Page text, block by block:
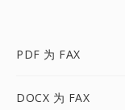
PDF 为 FAX
DOCX 为 FAX